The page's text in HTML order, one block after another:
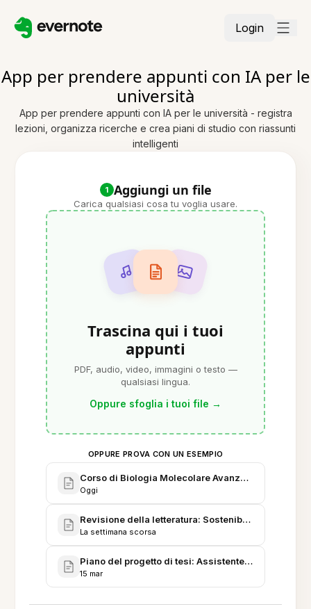
Login
App per prendere appunti con IA per le
università
App per prendere appunti con IA per le università - registra
lezioni, organizza ricerche e crea piani di studio con riassunti
intelligenti
1 Aggiungi un file
Carica qualsiasi cosa tu voglia usare.
Trascina qui i tuoi
appunti
PDF, audio, video, immagini o testo —
qualsiasi lingua.
Oppure sfoglia i tuoi file →
OPPURE PROVA CON UN ESEMPIO
Corso di Biologia Molecolare Avanzata -
Oggi
Revisione della letteratura: Sostenibilità urbana e
La settimana scorsa
Piano del progetto di tesi: Assistente di studio
15 mar